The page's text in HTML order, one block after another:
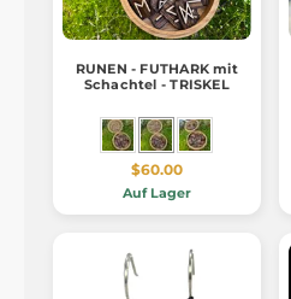
RUNEN - FUTHARK mit
Schachtel - TRISKEL
$60.00
Auf Lager